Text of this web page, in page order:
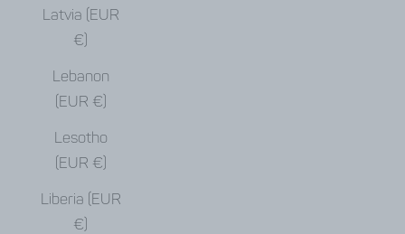
Latvia (EUR
€)
Lebanon
(EUR €)
Lesotho
(EUR €)
Liberia (EUR
€)